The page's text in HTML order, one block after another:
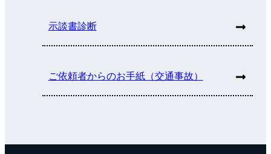
示談書診断
ご依頼者からのお手紙（交通事故）